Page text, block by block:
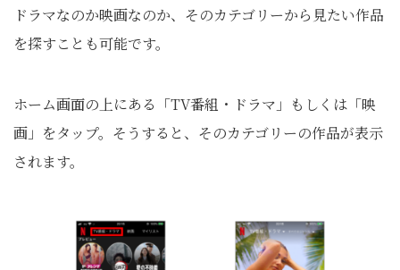
ドラマなのか映画なのか、そのカテゴリーから見たい作品
を探すことも可能です。
ホーム画面の上にある「TV番組・ドラマ」もしくは「映
画」をタップ。そうすると、そのカテゴリーの作品が表示
されます。